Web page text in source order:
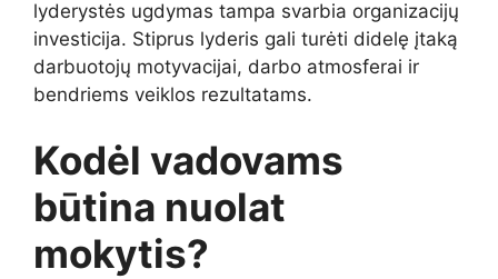
lyderystės ugdymas tampa svarbia organizacijų
investicija. Stiprus lyderis gali turėti didelę įtaką
darbuotojų motyvacijai, darbo atmosferai ir
bendriems veiklos rezultatams.
Kodėl vadovams
būtina nuolat
mokytis?